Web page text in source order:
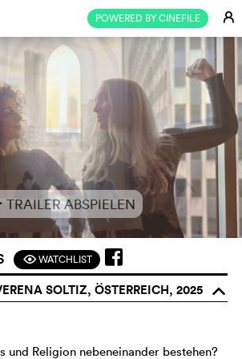
POWERED BY CINEFILE E
TRAILER ABSPIELEN
FWATCHLIST
SOLTIZ, ÖSTERREICH, 2025 o
und Religion nebeneinander bestehen?